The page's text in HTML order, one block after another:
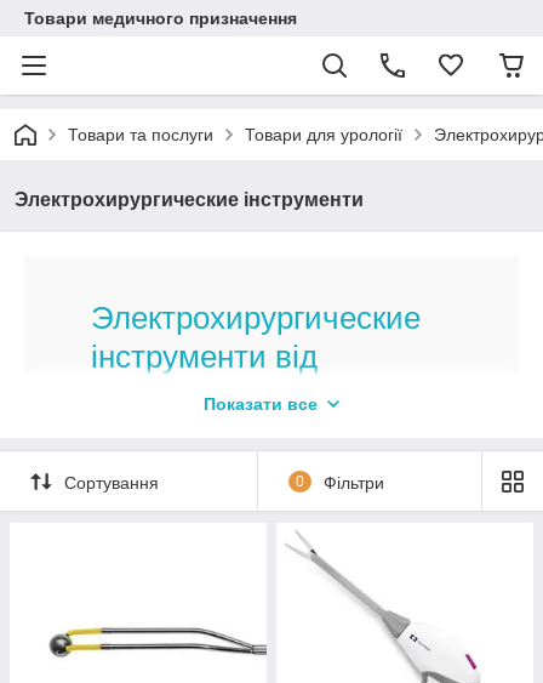
Товари медичного призначення
Товари та послуги Товари для урології
Электрохирургические інструменти
Электрохирургические
інструменти від
американського
Оригінальні засоби для оперативного
На сайті компанії для медичних установ
пропонуються унікальні інструменти для
електрохірургії. Розроблені вони з використанням
Показати все
Сортування 0 Фільтри